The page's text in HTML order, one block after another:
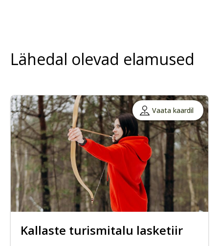
Lähedal olevad elamused
Vaata kaardil
Kallaste turismitalu lasketiir